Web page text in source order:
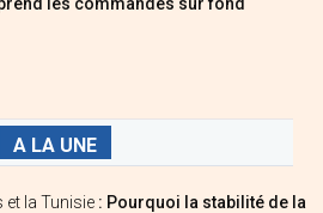
A LA UNE
et la Tunisie : Pourquoi la stabilité de la